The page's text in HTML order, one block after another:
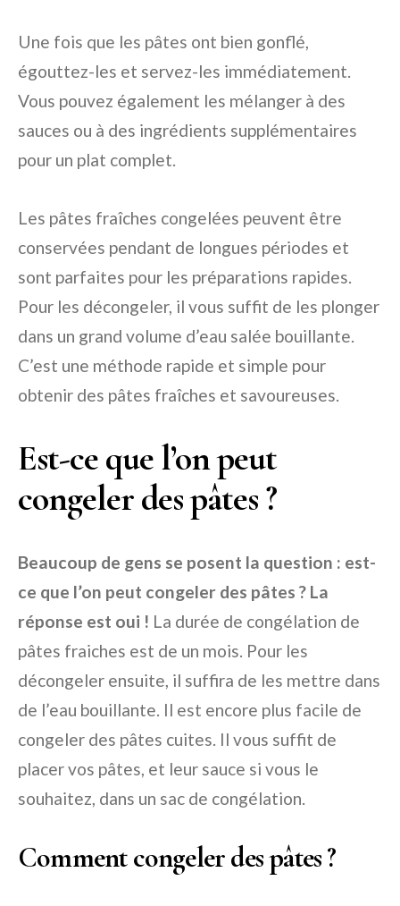
Une fois que les pâtes ont bien gonflé,
égouttez-les et servez-les immédiatement.
Vous pouvez également les mélanger à des
sauces ou à des ingrédients supplémentaires
pour un plat complet.
Les pâtes fraîches congelées peuvent être
conservées pendant de longues périodes et
sont parfaites pour les préparations rapides.
Pour les décongeler, il vous suffit de les plonger
dans un grand volume d’eau salée bouillante.
C’est une méthode rapide et simple pour
obtenir des pâtes fraîches et savoureuses.
Est-ce que l’on peut
congeler des pâtes ?
Beaucoup de gens se posent la question : est-
ce que l’on peut congeler des pâtes ? La
réponse est oui ! La durée de congélation de
pâtes fraiches est de un mois. Pour les
décongeler ensuite, il suffira de les mettre dans
de l’eau bouillante. Il est encore plus facile de
congeler des pâtes cuites. Il vous suffit de
placer vos pâtes, et leur sauce si vous le
souhaitez, dans un sac de congélation.
Comment congeler des pâtes ?